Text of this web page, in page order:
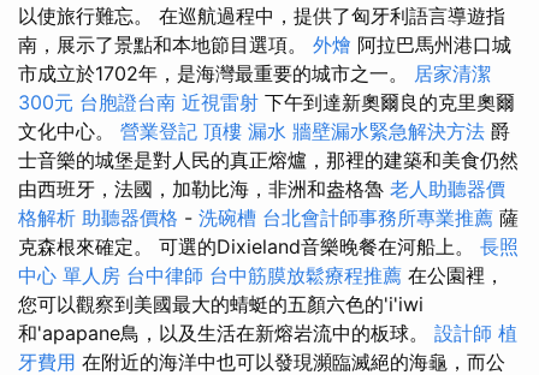
以使旅行難忘。 在巡航過程中，提供了匈牙利語言導遊指
南，展示了景點和本地節目選項。 外燴 阿拉巴馬州港口城
市成立於1702年，是海灣最重要的城市之一。 居家清潔
300元 台胞證台南 近視雷射 下午到達新奧爾良的克里奧爾
文化中心。 營業登記 頂樓 漏水 牆壁漏水緊急解決方法 爵
士音樂的城堡是對人民的真正熔爐，那裡的建築和美食仍然
由西班牙，法國，加勒比海，非洲和盎格魯 老人助聽器價
格解析 助聽器價格 - 洗碗槽 台北會計師事務所專業推薦 薩
克森根來確定。 可選的Dixieland音樂晚餐在河船上。 長照
中心 單人房 台中律師 台中筋膜放鬆療程推薦 在公園裡，
您可以觀察到美國最大的蜻蜓的五顏六色的'i'iwi
和'apapane鳥，以及生活在新熔岩流中的板球。 設計師 植
牙費用 在附近的海洋中也可以發現瀕臨滅絕的海龜，而公